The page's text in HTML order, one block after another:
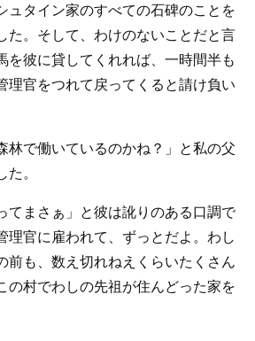
ュタイン家のすべての石碑のことを
た。そして、わけのないことだと言
を彼に貸してくれれば、一時間半も
理官をつれて戻ってくると請け負い
林で働いているのかね？」と私の父
。
てまさぁ」と彼は訛りのある口調で
理官に雇われて、ずっとだよ。わし
前も、数え切れねえくらいたくさん
の村でわしの先祖が住んどった家を